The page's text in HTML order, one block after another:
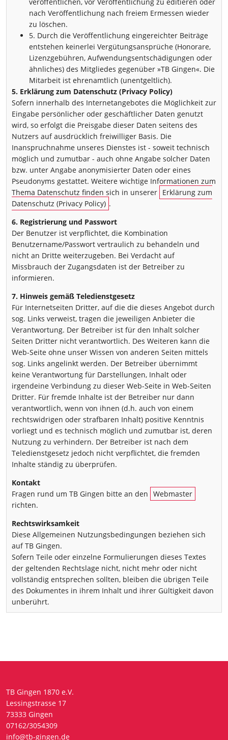
nach Veröffentlichung nach freiem Ermessen wieder
zu löschen.
5. Durch die Veröffentlichung eingereichter Beiträge
entstehen keinerlei Vergütungsansprüche (Honorare,
Lizenzgebühren, Aufwendungsentschädigungen oder
ähnliches) des Mitgliedes gegenüber »TB Gingen«. Die
Mitarbeit ist ehrenamtlich (unentgeltlich).
5. Erklärung zum Datenschutz (Privacy Policy)
Sofern innerhalb des Internetangebotes die Möglichkeit zur
Eingabe persönlicher oder geschäftlicher Daten genutzt
wird, so erfolgt die Preisgabe dieser Daten seitens des
Nutzers auf ausdrücklich freiwilliger Basis. Die
Inanspruchnahme unseres Dienstes ist - soweit technisch
möglich und zumutbar - auch ohne Angabe solcher Daten
bzw. unter Angabe anonymisierter Daten oder eines
Pseudonyms gestattet. Weitere wichtige Informationen zum
Thema Datenschutz finden sich in unserer Erklärung zum
Datenschutz (Privacy Policy) .
6. Registrierung und Passwort
Der Benutzer ist verpflichtet, die Kombination
Benutzername/Passwort vertraulich zu behandeln und
nicht an Dritte weiterzugeben. Bei Verdacht auf
Missbrauch der Zugangsdaten ist der Betreiber zu
informieren.
7. Hinweis gemäß Teledienstgesetz
Für Internetseiten Dritter, auf die die dieses Angebot durch
sog. Links verweist, tragen die jeweiligen Anbieter die
Verantwortung. Der Betreiber ist für den Inhalt solcher
Seiten Dritter nicht verantwortlich. Des Weiteren kann die
Web-Seite ohne unser Wissen von anderen Seiten mittels
sog. Links angelinkt werden. Der Betreiber übernimmt
keine Verantwortung für Darstellungen, Inhalt oder
irgendeine Verbindung zu dieser Web-Seite in Web-Seiten
Dritter. Für fremde Inhalte ist der Betreiber nur dann
verantwortlich, wenn von ihnen (d.h. auch von einem
rechtswidrigen oder strafbaren Inhalt) positive Kenntnis
vorliegt und es technisch möglich und zumutbar ist, deren
Nutzung zu verhindern. Der Betreiber ist nach dem
Teledienstgesetz jedoch nicht verpflichtet, die fremden
Inhalte ständig zu überprüfen.
Kontakt
Fragen rund um TB Gingen bitte an den Webmaster
richten.
Rechtswirksamkeit
Diese Allgemeinen Nutzungsbedingungen beziehen sich
auf TB Gingen.
Sofern Teile oder einzelne Formulierungen dieses Textes
der geltenden Rechtslage nicht, nicht mehr oder nicht
vollständig entsprechen sollten, bleiben die übrigen Teile
des Dokumentes in ihrem Inhalt und ihrer Gültigkeit davon
unberührt.
TB Gingen 1870 e.V.
Lessingstrasse 17
73333 Gingen
07162/3054309
info@tb-gingen.de